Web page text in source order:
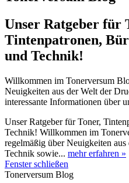
Unser Ratgeber für
Tintenpatronen,
und Technik!
Willkommen im Tonerversum
Neuigkeiten aus der Welt der
interessante Informationen über
Unser Ratgeber für Toner,
Technik! Willkommen im
regelmäßig über Neuigkeiten
Technik sowie... mehr erfahren »
Fenster schließen
Tonerversum Blog